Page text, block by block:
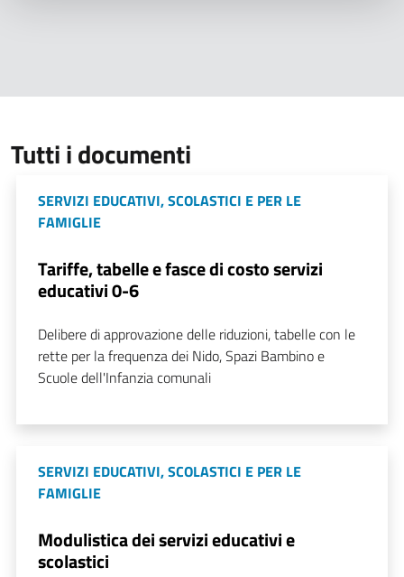
Tutti i documenti
SERVIZI EDUCATIVI, SCOLASTICI E PER LE
FAMIGLIE
Tariffe, tabelle e fasce di costo servizi
educativi 0-6
Delibere di approvazione delle riduzioni, tabelle con le
rette per la frequenza dei Nido, Spazi Bambino e
Scuole dell'Infanzia comunali
SERVIZI EDUCATIVI, SCOLASTICI E PER LE
FAMIGLIE
Modulistica dei servizi educativi e
scolastici